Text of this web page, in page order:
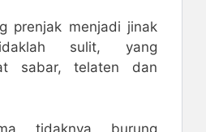
prenjak menjadi jinak
sulit, yang
sabar, telaten dan
tidaknya burung